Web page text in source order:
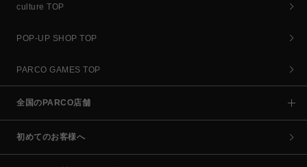
culture TOP
POP-UP SHOP TOP
PARCO GAMES TOP
全国のPARCO店舗
初めてのお客様へ